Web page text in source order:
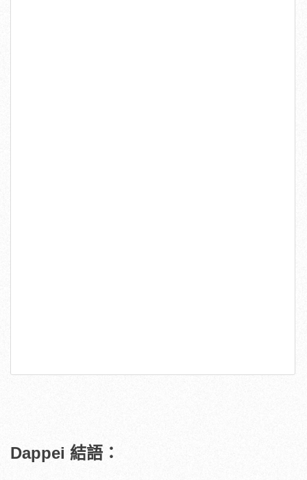
Dappei 結語：